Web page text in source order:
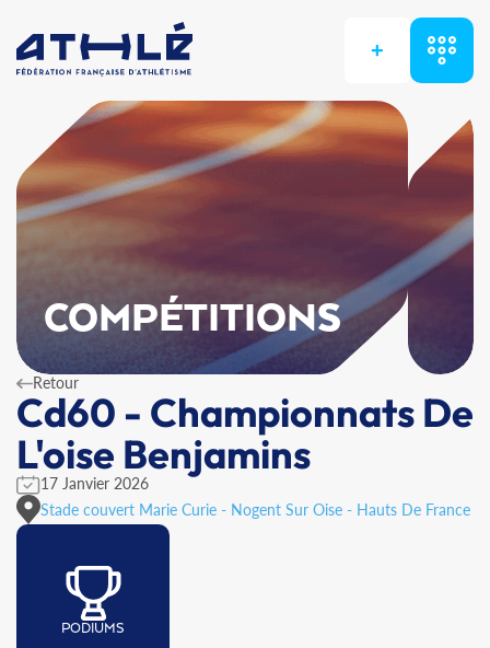
+
COMPÉTITIONS
Retour
Cd60 - Championnats De
L'oise Benjamins
17 Janvier 2026
Stade couvert Marie Curie - Nogent Sur Oise - Hauts De France
PODIUMS